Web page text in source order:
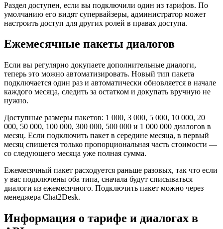
Раздел доступен, если вы подключили один из тарифов. По
умолчанию его видят супервайзеры, администратор может
настроить доступ для других ролей в правах доступа.
Ежемесячные пакеты диалогов
Если вы регулярно докупаете дополнительные диалоги,
теперь это можно автоматизировать. Новый тип пакета
подключается один раз и автоматически обновляется в начале
каждого месяца, следить за остатком и докупать вручную не
нужно.
Доступные размеры пакетов: 1 000, 3 000, 5 000, 10 000, 20
000, 50 000, 100 000, 300 000, 500 000 и 1 000 000 диалогов в
месяц. Если подключить пакет в середине месяца, в первый
месяц спишется только пропорциональная часть стоимости —
со следующего месяца уже полная сумма.
Ежемесячный пакет расходуется раньше разовых, так что если
у вас подключены оба типа, сначала будут списываться
диалоги из ежемесячного. Подключить пакет можно через
менеджера Chat2Desk.
Информация о тарифе и диалогах в